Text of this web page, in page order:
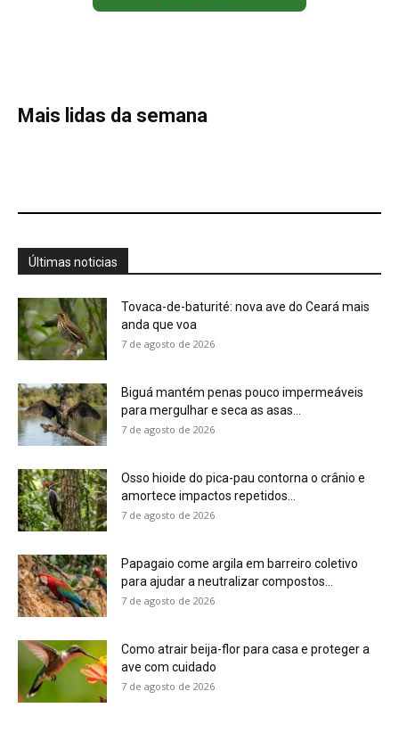
Mais lidas da semana
Últimas noticias
Tovaca-de-baturité: nova ave do Ceará mais
anda que voa
7 de agosto de 2026
Biguá mantém penas pouco impermeáveis
para mergulhar e seca as asas...
7 de agosto de 2026
Osso hioide do pica-pau contorna o crânio e
amortece impactos repetidos...
7 de agosto de 2026
Papagaio come argila em barreiro coletivo
para ajudar a neutralizar compostos...
7 de agosto de 2026
Como atrair beija-flor para casa e proteger a
ave com cuidado
7 de agosto de 2026